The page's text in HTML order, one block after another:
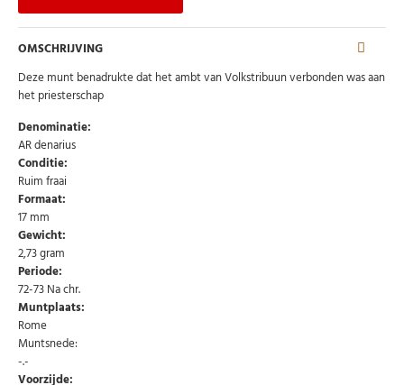
OMSCHRIJVING
Deze munt benadrukte dat het ambt van Volkstribuun verbonden was aan
het priesterschap
Denominatie:
AR denarius
Conditie:
Ruim fraai
Formaat:
17 mm
Gewicht:
2,73 gram
Periode:
72-73 Na chr.
Muntplaats:
Rome
Muntsnede:
-.-
Voorzijde: